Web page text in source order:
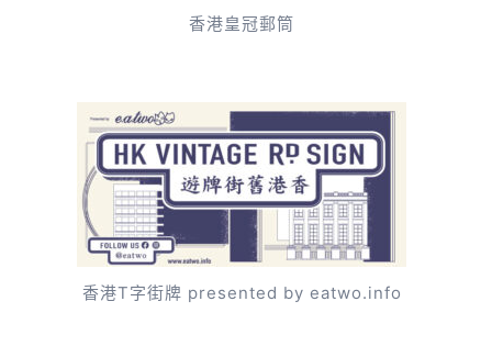
香港皇冠郵筒
香港T字街牌 presented by eatwo.info